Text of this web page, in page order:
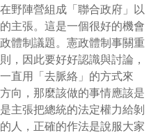
野陣營組成「聯合政府」以
主張。這是一個很好的機會
體制議題。憲政體制事關重
，因此要好好認識與討論，
直用「去脈絡」的方式來
向，那麼該做的事情應該是
主張把總統的法定權力給剝
人，正確的作法是說服大家